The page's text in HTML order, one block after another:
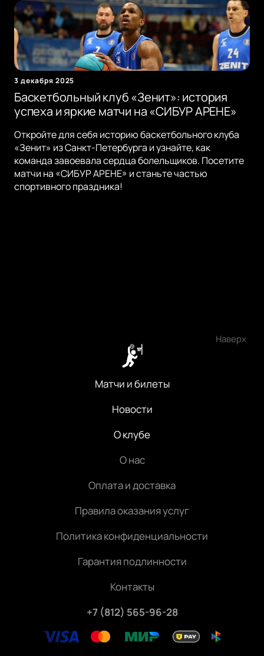
3 декабря 2025
Баскетбольный клуб «Зенит»: история
успеха и яркие матчи на «СИБУР АРЕНЕ»
Откройте для себя историю баскетбольного клуба
«Зенит» из Санкт-Петербурга и узнайте, как
команда завоевала сердца болельщиков. Посетите
матчи на «СИБУР АРЕНЕ» и станьте частью
спортивного праздника!
Наверх
Матчи и билеты
Новости
О клубе
О нас
Оплата и доставка
Правила оказания услуг
Политика конфиденциальности
Гарантия подлинности
Контакты
+7 (812) 565-96-28